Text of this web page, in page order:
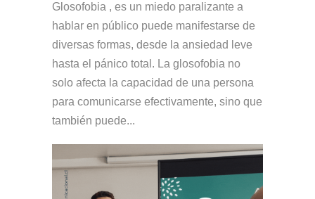
Glosofobia , es un miedo paralizante a
hablar en público puede manifestarse de
diversas formas, desde la ansiedad leve
hasta el pánico total. La glosofobia no
solo afecta la capacidad de una persona
para comunicarse efectivamente, sino que
también puede...